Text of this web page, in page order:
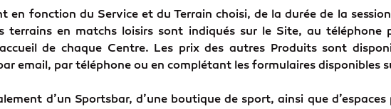
en fonction du Service et du Terrain choisi, de la durée de la
terrains en matchs loisirs sont indiqués sur le Site, au téléphone
de chaque Centre. Les prix des autres Produits sont
email, par téléphone ou en complétant les formulaires disponibles
d’un Sportsbar, d’une boutique de sport, ainsi que